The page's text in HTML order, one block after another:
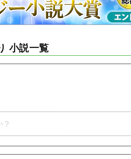
小説一覧